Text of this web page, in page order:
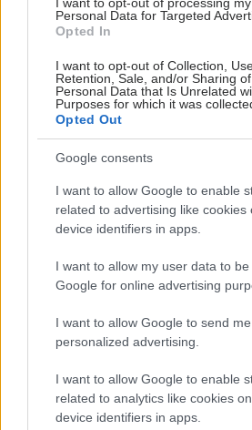
Personal Data for Targeted
Opted In
I want to opt-out of Collection,
Retention, Sale, and/or Sharing
Personal Data that Is Unrelated
Purposes for which it was
Opted Out
Google consents
I want to allow Google to enable
related to advertising like cookies
device identifiers in apps.
I want to allow my user data to
Google for online advertising
I want to allow Google to send me
personalized advertising.
I want to allow Google to enable
related to analytics like cookies
device identifiers in apps.
Loading...
Προσθήκη